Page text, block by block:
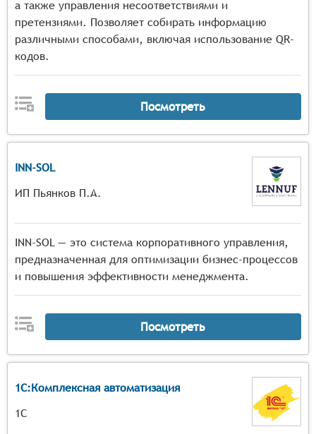
а также управления несоответствиями и
претензиями. Позволяет собирать информацию
различными способами, включая использование QR-
кодов.
Посмотреть
INN-SOL
ИП Пьянков П.А.
INN-SOL — это система корпоративного управления,
предназначенная для оптимизации бизнес-процессов
и повышения эффективности менеджмента.
Посмотреть
1С:Комплексная автоматизация
1С